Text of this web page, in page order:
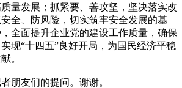
量发展；抓紧要、善攻坚，坚决落实改
全、防风险，切实筑牢安全发展的基
全面提升企业党的建设工作质量，确保
现“十四五”良好开局，为国民经济平稳
。
朋友们的提问。谢谢。